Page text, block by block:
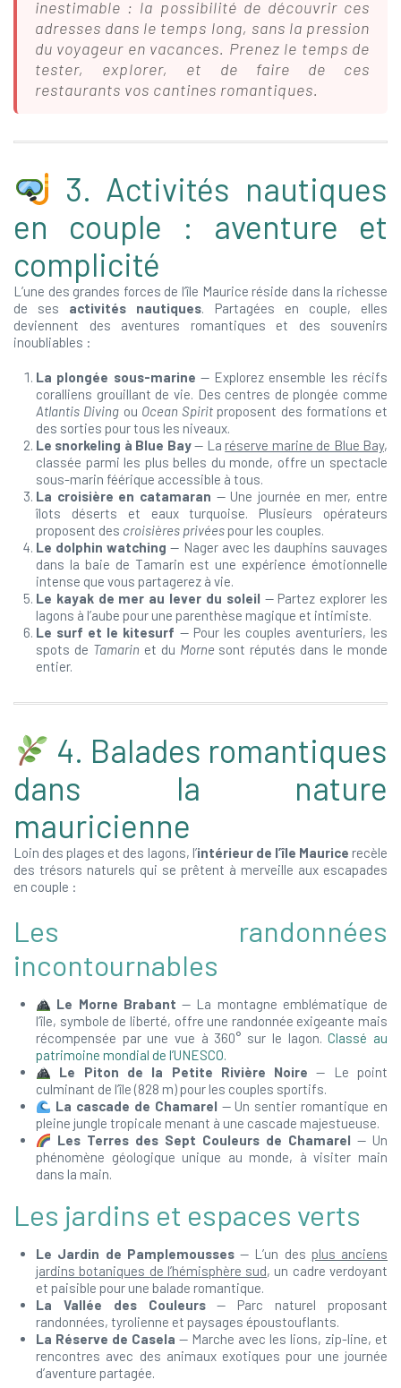
inestimable : la possibilité de découvrir ces
adresses dans le temps long, sans la pression
du voyageur en vacances. Prenez le temps de
tester, explorer, et de faire de ces
restaurants vos cantines romantiques.
3. Activités nautiques
en couple : aventure et
complicité
L’une des grandes forces de l’île Maurice réside dans la richesse
de ses activités nautiques. Partagées en couple, elles
deviennent des aventures romantiques et des souvenirs
inoubliables :
La plongée sous-marine — Explorez ensemble les récifs
coralliens grouillant de vie. Des centres de plongée comme
Atlantis Diving ou Ocean Spirit proposent des formations et
des sorties pour tous les niveaux.
Le snorkeling à Blue Bay— La réserve marine de Blue Bay,
classée parmi les plus belles du monde, offre un spectacle
sous-marin féérique accessible à tous.
La croisière en catamaran — Une journée en mer, entre
îlots déserts et eaux turquoise. Plusieurs opérateurs
proposent des croisières privées pour les couples.
Le dolphin watching — Nager avec les dauphins sauvages
dans la baie de Tamarin est une expérience émotionnelle
intense que vous partagerez à vie.
Le kayak de mer au lever du soleil — Partez explorer les
lagons à l’aube pour une parenthèse magique et intimiste.
Le surf et le kitesurf — Pour les couples aventuriers, les
spots de Tamarin et du Morne sont réputés dans le monde
entier.
4. Balades romantiques
dans la nature
mauricienne
Loin des plages et des lagons, l’intérieur de l’île Maurice recèle
des trésors naturels qui se prêtent à merveille aux escapades
en couple :
Les randonnées
incontournables
Le Morne Brabant — La montagne emblématique de
l’île, symbole de liberté, offre une randonnée exigeante mais
récompensée par une vue à 360° sur le lagon.Classé au
patrimoine mondial de l’UNESCO.
Le Piton de la Petite Rivière Noire — Le point
culminant de l’île (828 m) pour les couples sportifs.
La cascade de Chamarel — Un sentier romantique en
pleine jungle tropicale menant à une cascade majestueuse.
Les Terres des Sept Couleurs de Chamarel — Un
phénomène géologique unique au monde, à visiter main
dans la main.
Les jardins et espaces verts
Le Jardin de Pamplemousses— L’un des plus anciens
jardins botaniques de l’hémisphère sud, un cadre verdoyant
et paisible pour une balade romantique.
La Vallée des Couleurs— Parc naturel proposant
randonnées, tyrolienne et paysages époustouflants.
La Réserve de Casela — Marche avec les lions, zip-line, et
rencontres avec des animaux exotiques pour une journée
d’aventure partagée.